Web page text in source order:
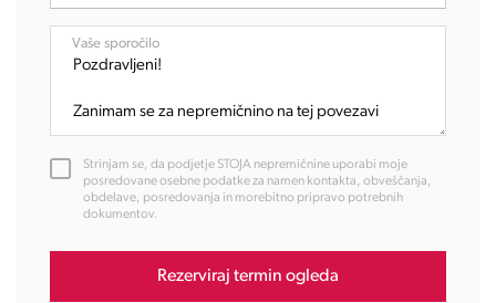
07:00
13:00
14:00
Vaše sporočilo
Strinjam se, da podjetje STOJA nepremičnine uporabi moje
posredovane osebne podatke za namen kontakta, obveščanja,
obdelave, posredovanja in morebitno pripravo potrebnih
dokumentov.
Rezerviraj termin ogleda